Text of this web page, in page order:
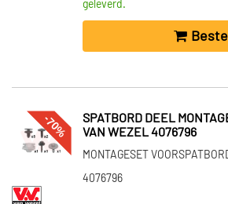
geleverd.
-70%
SPATBORD DEEL
VAN WEZEL 4076796
MONTAGESET
4076796